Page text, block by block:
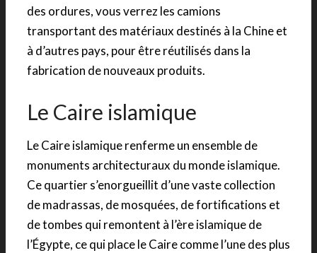
des ordures, vous verrez les camions
transportant des matériaux destinés à la Chine et
à d’autres pays, pour être réutilisés dans la
fabrication de nouveaux produits.
Le Caire islamique
Le Caire islamique renferme un ensemble de
monuments architecturaux du monde islamique.
Ce quartier s’enorgueillit d’une vaste collection
de madrassas, de mosquées, de fortifications et
de tombes qui remontent à l’ère islamique de
l’Égypte, ce qui place le Caire comme l’une des plus